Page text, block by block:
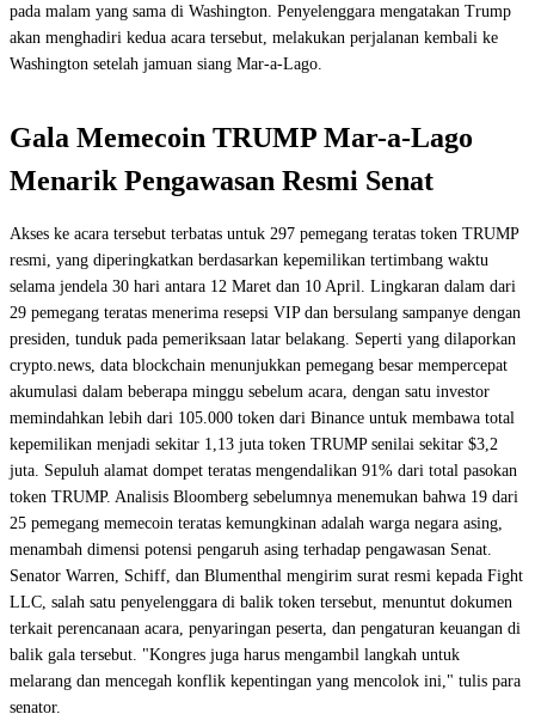
pada malam yang sama di Washington. Penyelenggara mengatakan Trump
akan menghadiri kedua acara tersebut, melakukan perjalanan kembali ke
Washington setelah jamuan siang Mar-a-Lago.
Gala Memecoin TRUMP Mar-a-Lago
Menarik Pengawasan Resmi Senat
Akses ke acara tersebut terbatas untuk 297 pemegang teratas token TRUMP
resmi, yang diperingkatkan berdasarkan kepemilikan tertimbang waktu
selama jendela 30 hari antara 12 Maret dan 10 April. Lingkaran dalam dari
29 pemegang teratas menerima resepsi VIP dan bersulang sampanye dengan
presiden, tunduk pada pemeriksaan latar belakang. Seperti yang dilaporkan
crypto.news, data blockchain menunjukkan pemegang besar mempercepat
akumulasi dalam beberapa minggu sebelum acara, dengan satu investor
memindahkan lebih dari 105.000 token dari Binance untuk membawa total
kepemilikan menjadi sekitar 1,13 juta token TRUMP senilai sekitar $3,2
juta. Sepuluh alamat dompet teratas mengendalikan 91% dari total pasokan
token TRUMP. Analisis Bloomberg sebelumnya menemukan bahwa 19 dari
25 pemegang memecoin teratas kemungkinan adalah warga negara asing,
menambah dimensi potensi pengaruh asing terhadap pengawasan Senat.
Senator Warren, Schiff, dan Blumenthal mengirim surat resmi kepada Fight
LLC, salah satu penyelenggara di balik token tersebut, menuntut dokumen
terkait perencanaan acara, penyaringan peserta, dan pengaturan keuangan di
balik gala tersebut. "Kongres juga harus mengambil langkah untuk
melarang dan mencegah konflik kepentingan yang mencolok ini," tulis para
senator.